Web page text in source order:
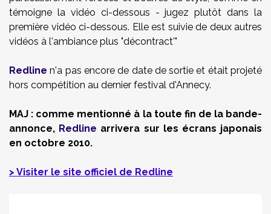
témoigne la vidéo ci-dessous - jugez plutôt dans la
première vidéo ci-dessous. Elle est suivie de deux autres
vidéos à l'ambiance plus "décontract'"
Redline n'a pas encore de date de sortie et était projeté
hors compétition au dernier festival d'Annecy.
MAJ : comme mentionné à la toute fin de la bande-
annonce, Redline arrivera sur les écrans japonais
en octobre 2010.
> Visiter le site officiel de Redline